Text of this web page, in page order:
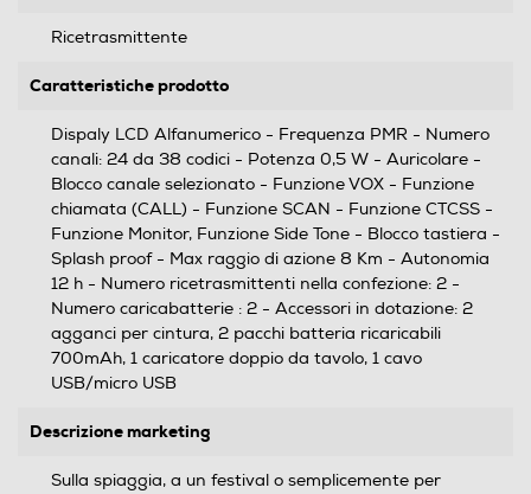
Ricetrasmittente
Caratteristiche prodotto
Dispaly LCD Alfanumerico - Frequenza PMR - Numero
canali: 24 da 38 codici - Potenza 0,5 W - Auricolare -
Blocco canale selezionato - Funzione VOX - Funzione
chiamata (CALL) - Funzione SCAN - Funzione CTCSS -
Funzione Monitor, Funzione Side Tone - Blocco tastiera -
Splash proof - Max raggio di azione 8 Km - Autonomia
12 h - Numero ricetrasmittenti nella confezione: 2 -
Numero caricabatterie : 2 - Accessori in dotazione: 2
agganci per cintura, 2 pacchi batteria ricaricabili
700mAh, 1 caricatore doppio da tavolo, 1 cavo
USB/micro USB
Descrizione marketing
Sulla spiaggia, a un festival o semplicemente per